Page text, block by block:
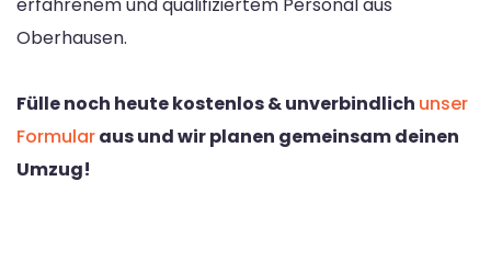
Oberhausen.
Fülle noch heute kostenlos & unverbindlich unser
Formularaus und wir planen gemeinsam deinen
Umzug!